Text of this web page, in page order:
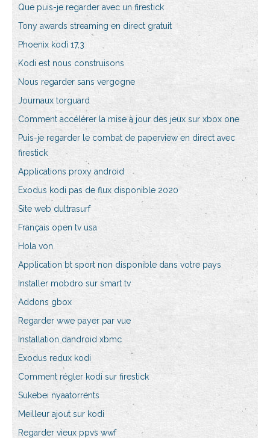
Que puis-je regarder avec un firestick
Tony awards streaming en direct gratuit
Phoenix kodi 17,3
Kodi est nous construisons
Nous regarder sans vergogne
Journaux torguard
Comment accélérer la mise à jour des jeux sur xbox one
Puis-je regarder le combat de paperview en direct avec
firestick
Applications proxy android
Exodus kodi pas de flux disponible 2020
Site web dultrasurf
Français open tv usa
Hola von
Application bt sport non disponible dans votre pays
Installer mobdro sur smart tv
Addons gbox
Regarder wwe payer par vue
Installation dandroid xbmc
Exodus redux kodi
Comment régler kodi sur firestick
Sukebei nyaatorrents
Meilleur ajout sur kodi
Regarder vieux ppvs wwf